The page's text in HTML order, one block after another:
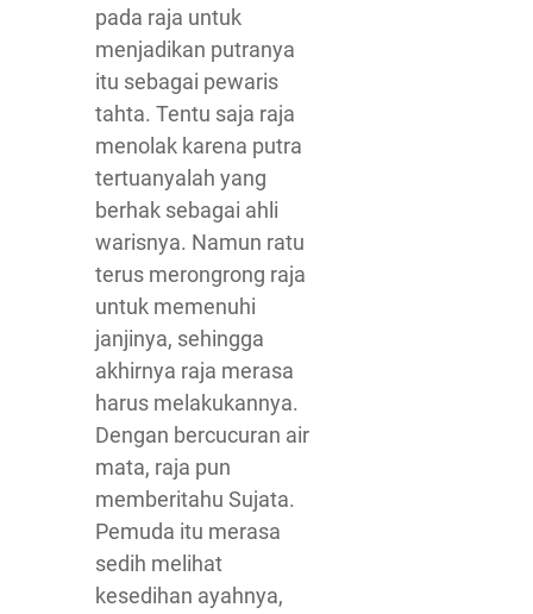
pada raja untuk
menjadikan putranya
itu sebagai pewaris
tahta. Tentu saja raja
menolak karena putra
tertuanyalah yang
berhak sebagai ahli
warisnya. Namun ratu
terus merongrong raja
untuk memenuhi
janjinya, sehingga
akhirnya raja merasa
harus melakukannya.
Dengan bercucuran air
mata, raja pun
memberitahu Sujata.
Pemuda itu merasa
sedih melihat
kesedihan ayahnya,